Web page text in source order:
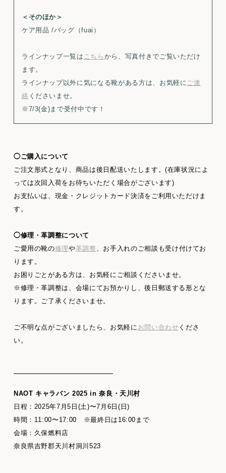
＜そのほか＞
ケア用品 /バッグ（fuai）
ラインナップ一覧は こちら から、写真付きでご覧いただけ
ます。
ラインナップ以外に気になる靴がある方は、お気軽に ご連
絡 くださいませ。
※7/3(金)まで受付中です！
◯ご購入について
ご注文形式となり、商品は後日配送いたします。(在庫状況によ
っては次回入荷をお待ちいただく場合がございます)
お支払いは、現金・クレジットカード決済をご利用いただけま
す。
◯修理・革調整について
ご愛用の靴の修理や革調整
、お手入れのご相談も受け付けてお
ります。
お困りごとがある方は、お気軽にご相談くださいませ。
※修理・革調整は、会場にてお預かりし、後日郵送する形とな
ります。ご了承くださいませ。
ご不明な点がございましたら、お気軽に お問い合わせ くださ
い。
NAOT キャラバン 2025 in 奈良・天川村
日程：2025年7月5日(土)〜7月6日(日)
時間：11:00〜17:00 ※最終日は16:00まで
会場：久保燃料店
奈良県吉野郡天川村洞川523